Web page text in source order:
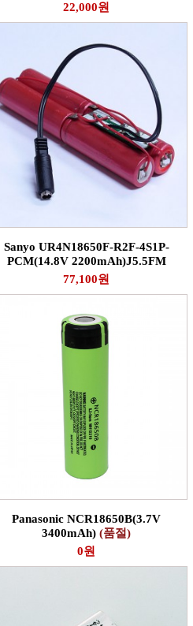
22,000원
Sanyo UR4N18650F-R2F-4S1P-
PCM(14.8V 2200mAh)J5.5FM
77,100원
Panasonic NCR18650B(3.7V
3400mAh) (품절)
0원